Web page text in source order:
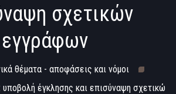
σχετικών
εγγράφων
θέματα - αποφάσεις και νόμοι
έγκλησης και επισύναψη σχετικώ